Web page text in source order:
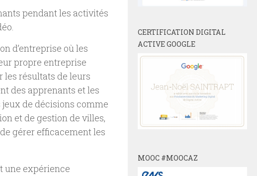
pendant les activités
d’entreprise où les
propre entreprise
les résultats de leurs
des apprenants et les
de décisions comme
et de gestion de villes,
gérer efficacement les
une expérience
CERTIFICATION DIGITAL
ACTIVE GOOGLE
MOOC #MOOCAZ